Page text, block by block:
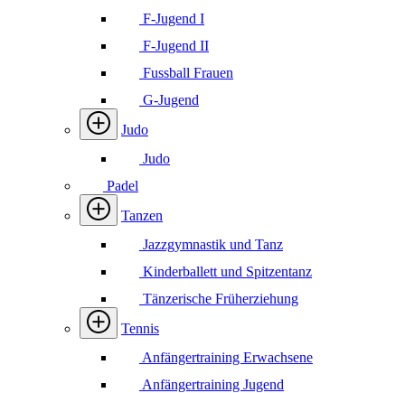
F-Jugend I
F-Jugend II
Fussball Frauen
G-Jugend
Judo
Judo
Padel
Tanzen
Jazzgymnastik und Tanz
Kinderballett und Spitzentanz
Tänzerische Früherziehung
Tennis
Anfängertraining Erwachsene
Anfängertraining Jugend